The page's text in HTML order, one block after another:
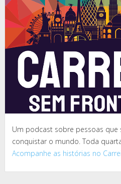
Um podcast sobre pessoas que
conquistar o mundo. Toda
Acompanhe as histórias no